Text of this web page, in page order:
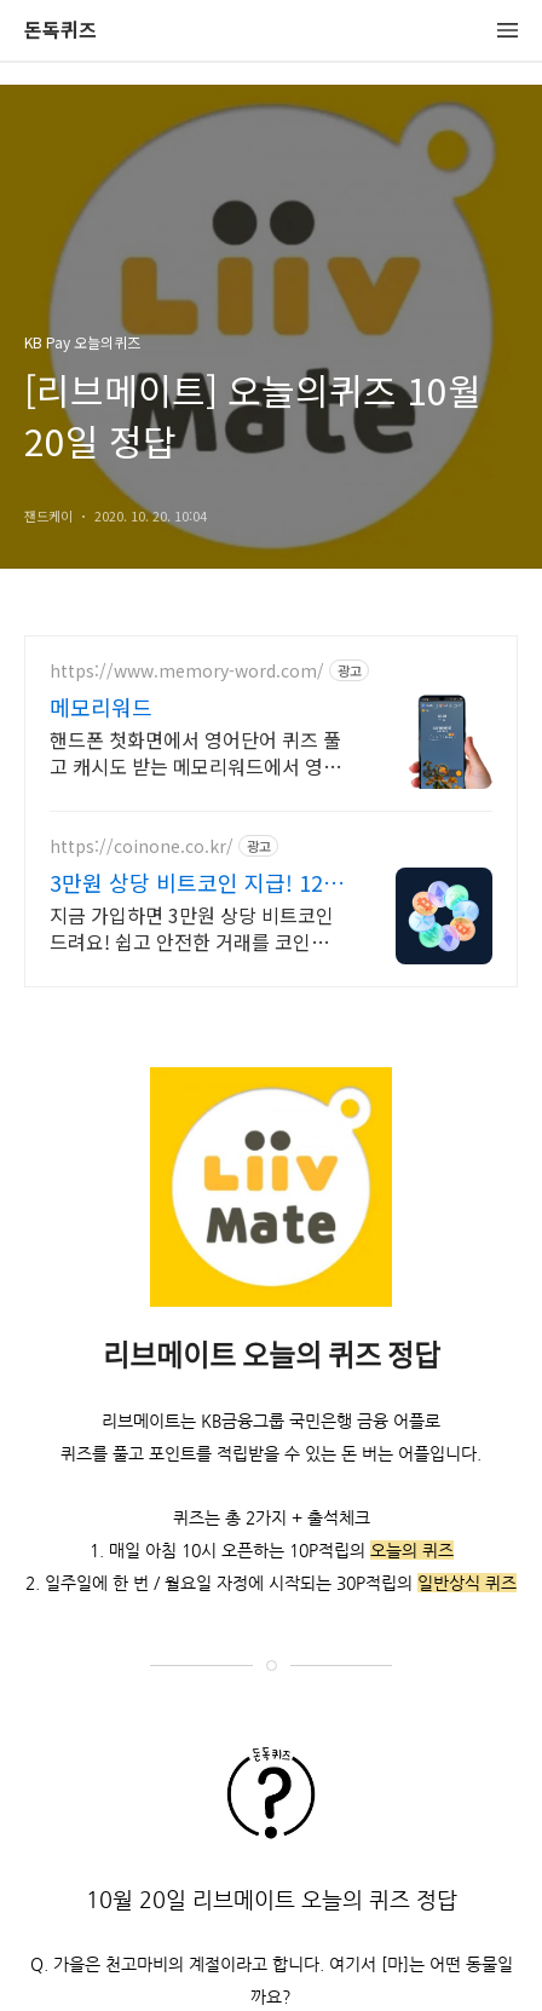
돈독퀴즈
KB Pay 오늘의퀴즈
[리브메이트] 오늘의퀴즈 10월
20일 정답
잰드케이 2020. 10. 20. 10:04
https://www.memory-word.com/ 광고
메모리워드
핸드폰 첫화면에서 영어단어 퀴즈 풀
고 캐시도 받는 메모리워드에서 영어
https://coinone.co.kr/ 광고
3만원 상당 비트코인 지급! 12
년 무사고 거래소
지금 가입하면 3만원 상당 비트코인
드려요! 쉽고 안전한 거래를 코인원에
리브메이트 오늘의 퀴즈 정답
리브메이트는 KB금융그룹 국민은행 금융 어플로
퀴즈를 풀고 포인트를 적립받을 수 있는 돈 버는 어플입니다.
퀴즈는 총 2가지 + 출석체크
1. 매일 아침 10시 오픈하는 10P적립의 오늘의 퀴즈
2. 일주일에 한 번 / 월요일 자정에 시작되는 30P적립의 일반상식 퀴즈
10월 20일 리브메이트 오늘의 퀴즈 정답
Q. 가을은 천고마비의 계절이라고 합니다. 여기서 [마]는 어떤 동물일
까요?